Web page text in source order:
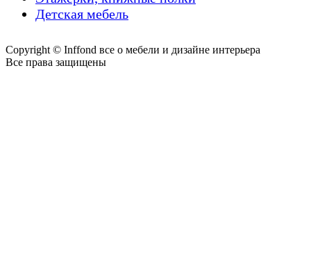
Детская мебель
Copyright © Inffond все о мебели и дизайне интерьера
Все права защищены